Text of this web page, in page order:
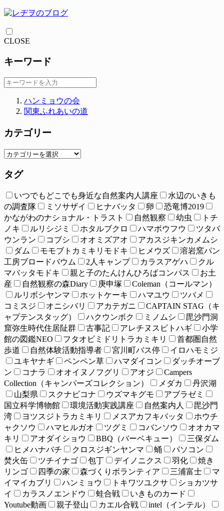
CLOSE
キーワード
ハンミョウの会
関東ふれあいの道
カテゴリー
タグ
いつでもどこでも身近な自然案内人講座
水辺のいきも
の調査隊
ミソサザイ ヒナバッタ 卵
恐竜博2019
かながわのナショナル・トラスト
自然観察 幼虫
トチ
ノキ
ルリシジミ ホタルブクロ ハマボウフウ
ツタバ
ウンラン
コブシ オオミズアオ
アカスジキンカメムシ
ダム
モモブトカミキリモドキ ヒメウズ
溶岩窯パン
工房ブロードバウム
2人キャンプ カラスアゲハ
クル
マバッタモドキ
親と子のたんけんひろばコンパス
お土
産
自然観察の森Diary 庚申塚
Coleman（コールマン）
ルリボシヤンマ
ホットケーキ ハマユウ
ツバメ
コミスジ
オニシバリ アカテガニ
CAPTAIN STAG（キ
ャプテンスタッグ）
ハクウンボク ミノムシ
毘沙門洞
窟弥生時代住居阯群
古事記 アレチヌスビトハギ
小学
館の図鑑NEO
フタオビミドリトラカミキリ
首都圏自然
歩道
自然体験活動指導者 宮川町バス停
イロハモミジ
ユキヤナギ
ペンペン草 ハマダイコン
ダッチオーブ
ン
コナラ オオイヌノフグリ アオジ
Campers
Collection（キャンパーズコレクション）
メダカ
丹沢湖
山梨県
スクナビコナ ウズマキグモ
アブラゼミ
国立科学博物館
環境活動実践講座 自然案内人
毘沙門
湾
ヨツスジトラカミキリ メスアカフキバッタ
ホウチ
ャクソウ
ハマヒルガオ ツグミ コバンソウ
オオカマ
キリ
アオダイショウ BBQ（バーベキュー）
三保ダム
ヒメハナバチ
クロスジギンヤンマ 蛹
パソコン
焚火缶
ツチイナゴ 包丁 デイノニクス 羽化
焼き
リンゴ
四季の家 森づくりボランティア 三浦富士
マ
イマイカブリ
ハンミョウ トキワツユクサ
ショカツサ
イ
カラスノエンドウ 蛙合戦
いきものカード
Youtube動画
親子登山 カエル合戦
intel（インテル）